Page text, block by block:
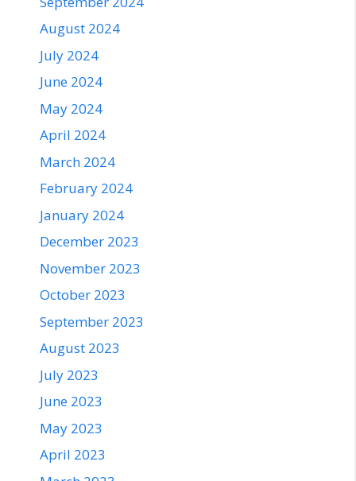
August 2024
July 2024
June 2024
May 2024
April 2024
March 2024
February 2024
January 2024
December 2023
November 2023
October 2023
September 2023
August 2023
July 2023
June 2023
May 2023
April 2023